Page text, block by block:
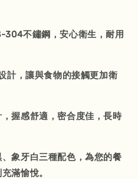
304不鏽鋼，安心衛生，耐用
計，讓與食物的接觸更加衛
握感舒適，密合度佳，長時
象牙白三種配色，為您的餐
滿愉悅。